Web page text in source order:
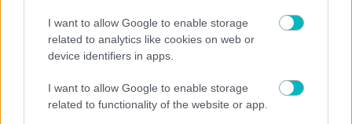
I want to allow Google to enable storage
related to analytics like cookies on web or
device identifiers in apps.
I want to allow Google to enable storage
related to functionality of the website or app.